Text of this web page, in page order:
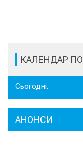
КАЛЕНДАР
Сьогодні:
АНОНСИ